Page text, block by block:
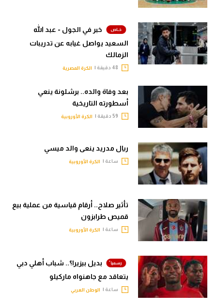
خبر في الجول - عبد الله
السعيد يواصل غيابه عن تدريبات
الزمالك
الكرة المصرية
بعد وفاة والده.. برشلونة ينعي
أسطورته التاريخية
الكرة الأوروبية
ريال مدريد ينعى والد ميسي
ساعة | الكرة الأوروبية
تأثير صلاح.. أرقام قياسية من عملية بيع
قميص طرابزون
ساعة | الكرة الأوروبية
بديل بيزيرا؟.. شباب أهلي دبي
يتعاقد مع جاهنواه ماركيلو
ساعة | الوطن العربي